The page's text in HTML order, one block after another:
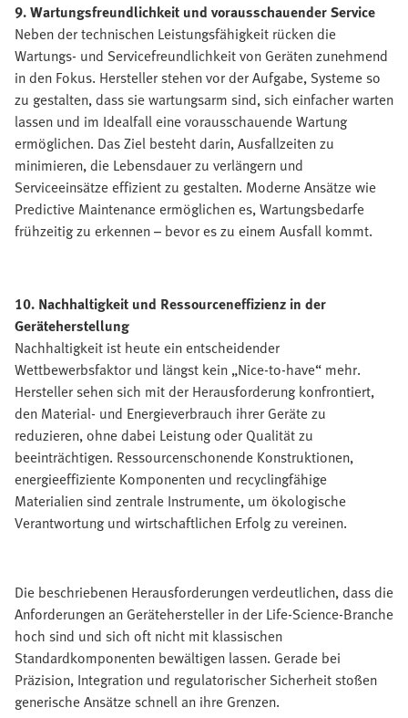
9. Wartungsfreundlichkeit und vorausschauender Service
Neben der technischen Leistungsfähigkeit rücken die
Wartungs- und Servicefreundlichkeit von Geräten zunehmend
in den Fokus. Hersteller stehen vor der Aufgabe, Systeme so
zu gestalten, dass sie wartungsarm sind, sich einfacher warten
lassen und im Idealfall eine vorausschauende Wartung
ermöglichen. Das Ziel besteht darin, Ausfallzeiten zu
minimieren, die Lebensdauer zu verlängern und
Serviceeinsätze effizient zu gestalten. Moderne Ansätze wie
Predictive Maintenance ermöglichen es, Wartungsbedarfe
frühzeitig zu erkennen – bevor es zu einem Ausfall kommt.
10. Nachhaltigkeit und Ressourceneffizienz in der
Geräteherstellung
Nachhaltigkeit ist heute ein entscheidender
Wettbewerbsfaktor und längst kein „Nice-to-have“ mehr.
Hersteller sehen sich mit der Herausforderung konfrontiert,
den Material- und Energieverbrauch ihrer Geräte zu
reduzieren, ohne dabei Leistung oder Qualität zu
beeinträchtigen. Ressourcenschonende Konstruktionen,
energieeffiziente Komponenten und recyclingfähige
Materialien sind zentrale Instrumente, um ökologische
Verantwortung und wirtschaftlichen Erfolg zu vereinen.
Die beschriebenen Herausforderungen verdeutlichen, dass die
Anforderungen an Gerätehersteller in der Life-Science-Branche
hoch sind und sich oft nicht mit klassischen
Standardkomponenten bewältigen lassen. Gerade bei
Präzision, Integration und regulatorischer Sicherheit stoßen
generische Ansätze schnell an ihre Grenzen.